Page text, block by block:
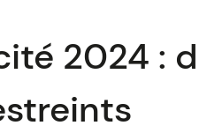
2024 :